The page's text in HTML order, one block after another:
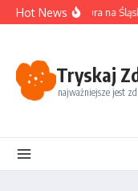
Przejdź do treści
Hot NewsAkupunktura na
Tryskaj
najważniejsze jest